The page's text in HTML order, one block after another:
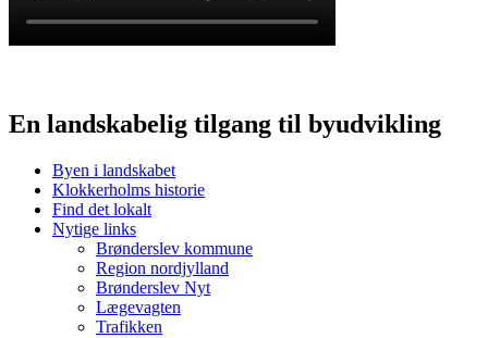
En landskabelig tilgang til byudvikling
Byen i landskabet
Klokkerholms historie
Find det lokalt
Nytige links
Brønderslev kommune
Region nordjylland
Brønderslev Nyt
Lægevagten
Trafikken